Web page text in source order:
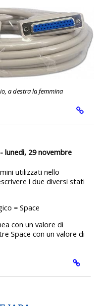
a destra la femmina
lunedì, 29 novembre
utilizzati nello
i due diversi stati
= Space
con un valore di
Space con un valore di